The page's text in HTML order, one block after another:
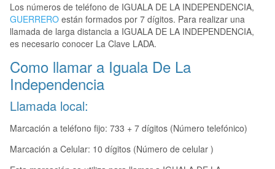
Los números de teléfono de IGUALA DE LA INDEPENDENCIA,
GUERRERO están formados por 7 dígitos. Para realizar una
llamada de larga distancia a IGUALA DE LA INDEPENDENCIA,
es necesario conocer La Clave LADA.
Como llamar a Iguala De La
Independencia
Llamada local:
Marcación a teléfono fijo: 733 + 7 dígitos (Número telefónico)
Marcación a Celular: 10 dígitos (Número de celular )